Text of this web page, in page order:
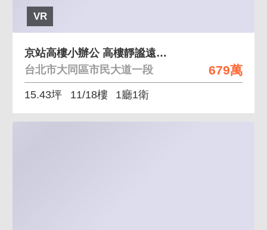
VR
679萬
京站高樓小辦公 高樓靜謐遠景綠意,低總價入主
台北市大同區市民大道一段
15.43坪 11/18樓 1廳1衛